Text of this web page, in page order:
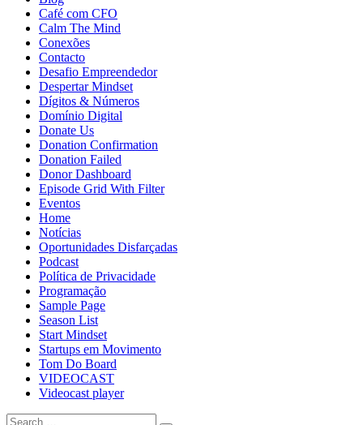
Café com CFO
Calm The Mind
Conexões
Contacto
Desafio Empreendedor
Despertar Mindset
Dígitos & Números
Domínio Digital
Donate Us
Donation Confirmation
Donation Failed
Donor Dashboard
Episode Grid With Filter
Eventos
Home
Notícias
Oportunidades Disfarçadas
Podcast
Política de Privacidade
Programação
Sample Page
Season List
Start Mindset
Startups em Movimento
Tom Do Board
VIDEOCAST
Videocast player